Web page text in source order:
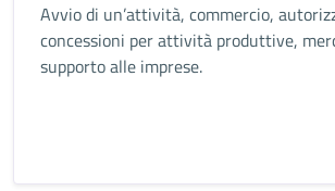
Avvio di un’attività, commercio,
concessioni per attività produttive,
supporto alle imprese.